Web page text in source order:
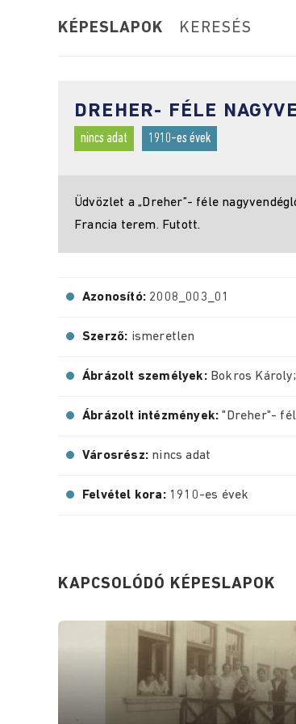
KÉPESLAPOK KERESÉS
DREHER- FÉLE
nincs adat 1910-es évek
Üdvözlet a „Dreher”- féle
Francia terem. Futott.
Azonosító: 2008_003_01
Szerző: ismeretlen
Ábrázolt személyek: Bokros
Ábrázolt intézmények:"Dreher"-
Városrész: nincs adat
Felvétel kora: 1910-es évek
KAPCSOLÓDÓ KÉPESLAPOK